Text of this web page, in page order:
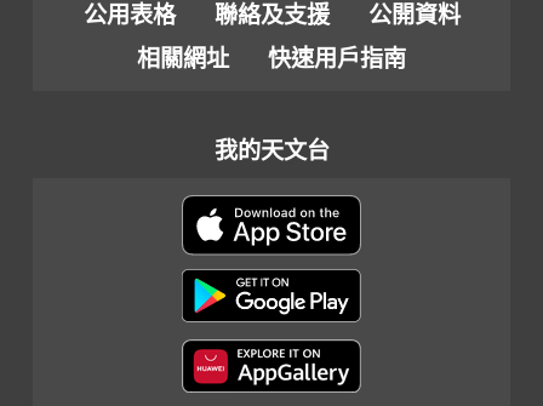
公用表格 聯絡及支援
公開資料
相關網址
快速用戶指南
我的天文台